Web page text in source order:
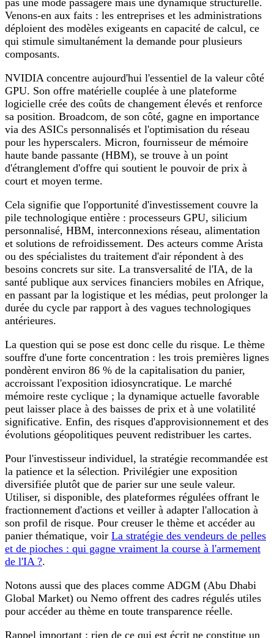
Venons-en aux faits : les entreprises et les administrations
déploient des modèles exigeants en capacité de calcul, ce
qui stimule simultanément la demande pour plusieurs
composants.
NVIDIA concentre aujourd'hui l'essentiel de la valeur côté
GPU. Son offre matérielle couplée à une plateforme
logicielle crée des coûts de changement élevés et renforce
sa position. Broadcom, de son côté, gagne en importance
via des ASICs personnalisés et l'optimisation du réseau
pour les hyperscalers. Micron, fournisseur de mémoire
haute bande passante (HBM), se trouve à un point
d'étranglement d'offre qui soutient le pouvoir de prix à
court et moyen terme.
Cela signifie que l'opportunité d'investissement couvre la
pile technologique entière : processeurs GPU, silicium
personnalisé, HBM, interconnexions réseau, alimentation
et solutions de refroidissement. Des acteurs comme Arista
ou des spécialistes du traitement d'air répondent à des
besoins concrets sur site. La transversalité de l'IA, de la
santé publique aux services financiers mobiles en Afrique,
en passant par la logistique et les médias, peut prolonger la
durée du cycle par rapport à des vagues technologiques
antérieures.
La question qui se pose est donc celle du risque. Le thème
souffre d'une forte concentration : les trois premières lignes
pondèrent environ 86 % de la capitalisation du panier,
accroissant l'exposition idiosyncratique. Le marché
mémoire reste cyclique ; la dynamique actuelle favorable
peut laisser place à des baisses de prix et à une volatilité
significative. Enfin, des risques d'approvisionnement et des
évolutions géopolitiques peuvent redistribuer les cartes.
Pour l'investisseur individuel, la stratégie recommandée est
la patience et la sélection. Privilégier une exposition
diversifiée plutôt que de parier sur une seule valeur.
Utiliser, si disponible, des plateformes régulées offrant le
fractionnement d'actions et veiller à adapter l'allocation à
son profil de risque. Pour creuser le thème et accéder au
panier thématique, voir La stratégie des vendeurs de pelles
et de pioches : qui gagne vraiment la course à l'armement
de l'IA ?.
Notons aussi que des places comme ADGM (Abu Dhabi
Global Market) ou Nemo offrent des cadres régulés utiles
pour accéder au thème en toute transparence réelle.
Rappel important : rien de ce qui est écrit ne constitue un